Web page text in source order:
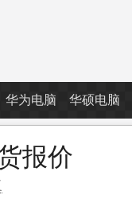
华为电脑 华硕电脑
报价